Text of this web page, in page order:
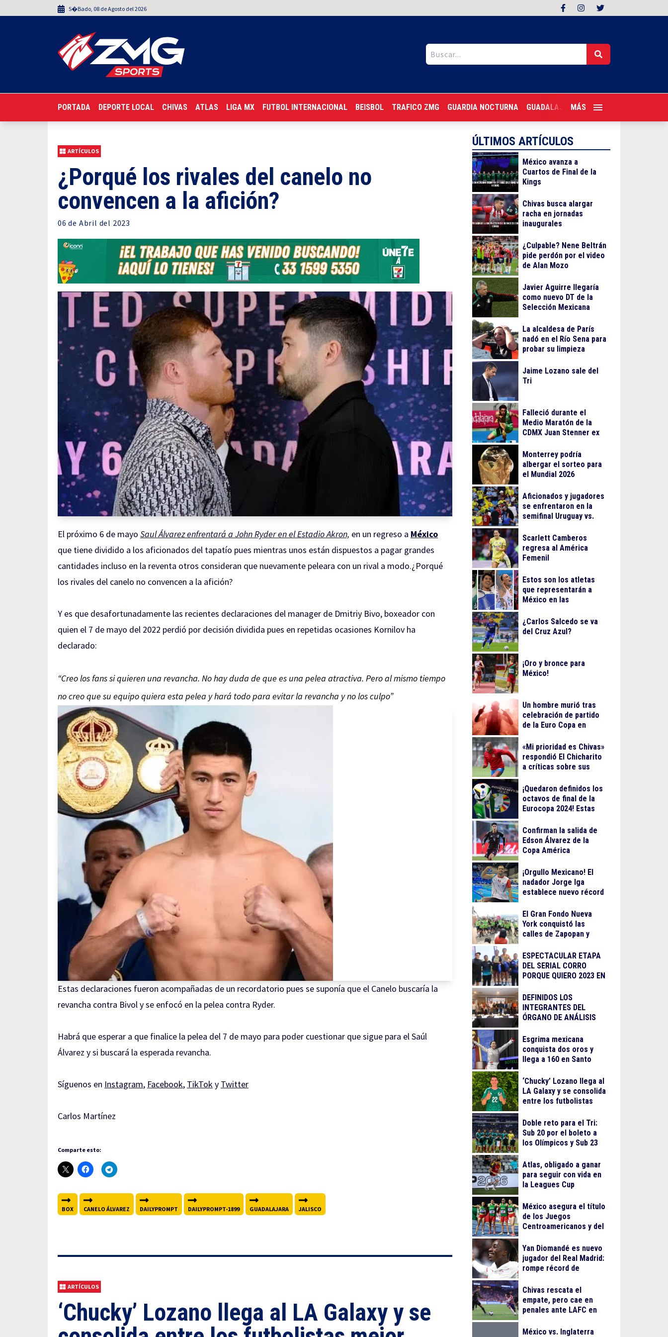
S�bado, 08 deAgosto del 2026
PORTADA DEPORTE LOCAL CHIVAS ATLAS LIGA MX FUTBOL INTERNACIONAL BEISBOL TRAFICO ZMG GUARDIA NOCTURNA GUADALAJARA FOLLOW
MÁS
ARTÍCULOS
¿Porqué los rivales del canelo no
convencen a la afición?
06 de Abril del 2023
El próximo 6 de mayo Saul Álvarez enfrentará a John Ryder en el Estadio Akron, en un regreso a México
que tiene dividido a los aficionados del tapatío pues mientras unos están dispuestos a pagar grandes
cantidades incluso en la reventa otros consideran que nuevamente peleara con un rival a modo.¿Porqué
los rivales del canelo no convencen a la afición?
Y es que desafortunadamente las recientes declaraciones del manager de Dmitriy Bivo, boxeador con
quien el 7 de mayo del 2022 perdió por decisión dividida pues en repetidas ocasiones Kornilov ha
declarado:
“Creo los fans si quieren una revancha. No hay duda de que es una pelea atractiva. Pero al mismo tiempo
no creo que su equipo quiera esta pelea y hará todo para evitar la revancha y no los culpo”
Estas declaraciones fueron acompañadas de un recordatorio pues se suponía que el Canelo buscaría la
revancha contra Bivol y se enfocó en la pelea contra Ryder.
Habrá que esperar a que finalice la pelea del 7 de mayo para poder cuestionar que sigue para el Saúl
Álvarez y si buscará la esperada revancha.
Síguenos en Instagram, Facebook, TikToky Twitter
Carlos Martínez
Comparte esto:
BOX CANELO ÁLVAREZ DAILYPROMPT DAILYPROMPT-1899 GUADALAJARA JALISCO
ARTÍCULOS
‘Chucky’ Lozano llega al LA Galaxy y se
ÚLTIMOS ARTÍCULOS
México avanza a
Cuartos de Final de la
Kings
Chivas busca alargar
racha en jornadas
inaugurales
¿Culpable? Nene Beltrán
pide perdón por el video
de Alan Mozo
Javier Aguirre llegaría
como nuevo DT de la
Selección Mexicana
La alcaldesa de París
nadó en el Río Sena para
probar su limpieza
Jaime Lozano sale del
Tri
Falleció durante el
Medio Maratón de la
CDMX Juan Stenner ex
Monterrey podría
albergar el sorteo para
el Mundial 2026
Aficionados y jugadores
se enfrentaron en la
semifinal Uruguay vs.
Scarlett Camberos
regresa al América
Femenil
Estos son los atletas
que representarán a
México en las
¿Carlos Salcedo se va
del Cruz Azul?
¡Oro y bronce para
México!
Un hombre murió tras
celebración de partido
de la Euro Copa en
«Mi prioridad es Chivas»
respondió El Chicharito
a críticas sobre sus
¡Quedaron definidos los
octavos de final de la
Eurocopa 2024! Estas
Confirman la salida de
Edson Álvarez de la
Copa América
¡Orgullo Mexicano! El
nadador Jorge Iga
establece nuevo récord
El Gran Fondo Nueva
York conquistó las
calles de Zapopan y
ESPECTACULAR ETAPA
DEL SERIAL CORRO
PORQUE QUIERO 2023 EN
OBLATOS
DEFINIDOS LOS
INTEGRANTES DEL
ÓRGANO DE ANÁLISIS
RECONOCIMIENTO AL
MÉRITO DEPORTIVO
2023
Esgrima mexicana
conquista dos oros y
llega a 160 en Santo
‘Chucky’ Lozano llega al
LA Galaxy y se consolida
entre los futbolistas
MLS
Doble reto para el Tri:
Sub 20 por el boleto a
los Olímpicos y Sub 23
Centroamericanos
Atlas, obligado a ganar
para seguir con vida en
la Leagues Cup
México asegura el título
de los Juegos
Centroamericanos y del
Yan Diomandé es nuevo
jugador del Real Madrid:
rompe récord de
Ronaldo
Chivas rescata el
empate, pero cae en
penales ante LAFC en
Cup
México vs. Inglaterra